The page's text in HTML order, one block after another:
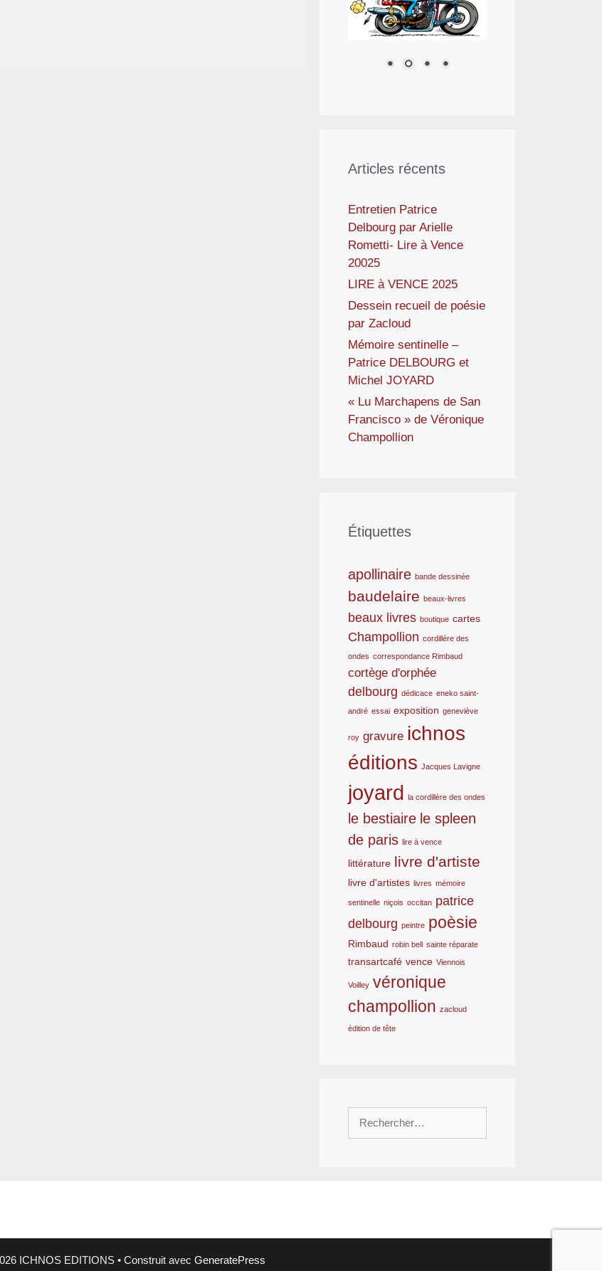
Articles récents
Entretien Patrice
Delbourg par Arielle
Rometti- Lire à Vence
20025
LIRE à VENCE 2025
Dessein recueil de poésie
par Zacloud
Mémoire sentinelle –
Patrice DELBOURG et
Michel JOYARD
« Lu Marchapens de San
Francisco » de Véronique
Champollion
Étiquettes
apollinaire bande dessinée
baudelaire beaux-livres
beaux livres boutique cartes
Champollion cordillère des
ondes correspondance Rimbaud
cortège d'orphée
delbourg dédicace eneko saint-
andré essai exposition geneviève
roy gravure ichnos
éditions Jacques Lavigne
joyard la cordillère des ondes
le bestiaire le spleen
de paris lire à vence
littérature livre d'artiste
livre d'artistes livres mémoire
sentinelle niçois occitan patrice
delbourg peintre poèsie
Rimbaud robin bell sainte réparate
transartcafé vence Viennois
Voilley véronique
champollion zacloud
édition de tête
ICHNOS EDITIONS• Construit avec GeneratePress